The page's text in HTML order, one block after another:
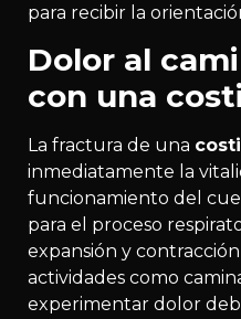
para recibir la
Dolor al
con una
La fractura de una
inmediatamente la
funcionamiento del
para el proceso
expansión y contracción
actividades como
experimentar dolor